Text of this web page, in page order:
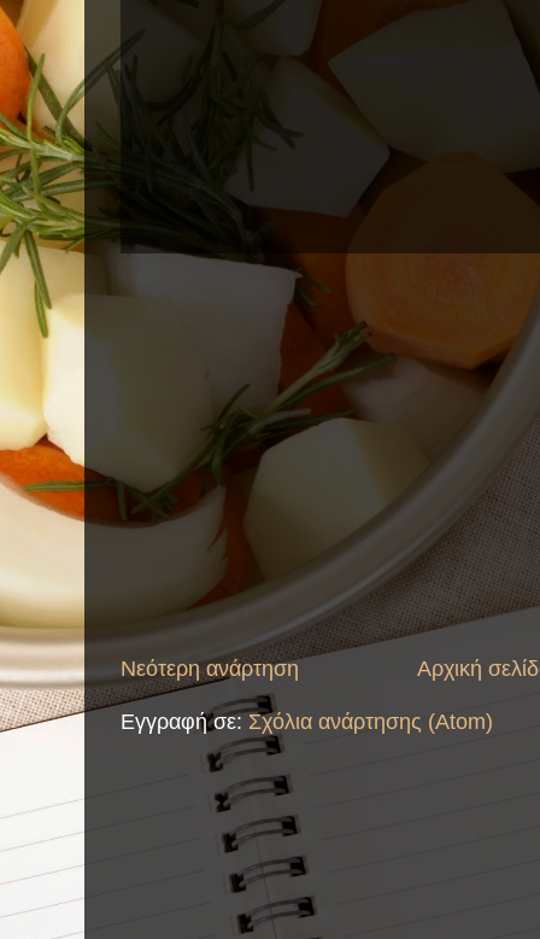
Νεότερη ανάρτηση Αρχική
Εγγραφή σε: Σχόλια ανάρτησης (Atom)